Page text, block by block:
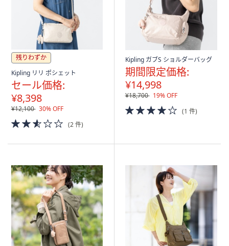
残りわずか
Kipling リリ ポシェット
セール価格:
¥8,398
¥12,100 30% OFF
2.5
of
(2 件)
Kipling ガブS ショルダーバッグ
期間限定価格:
¥14,998
¥18,700 19% OFF
4.0
of
(1 件)